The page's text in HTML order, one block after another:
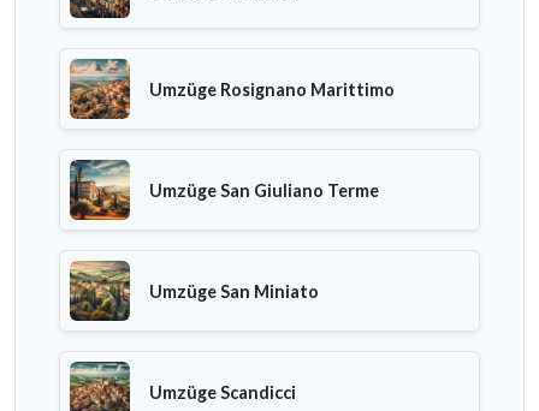
Umzüge Rosignano Marittimo
Umzüge San Giuliano Terme
Umzüge San Miniato
Umzüge Scandicci